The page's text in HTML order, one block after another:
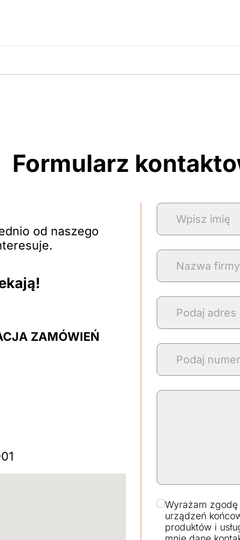
Formularz
od naszego
ZAMÓWIEŃ
Wyrażam
urządzeń
produktów i